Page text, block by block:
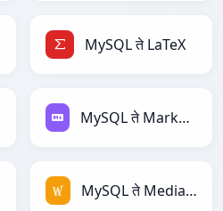
MySQL ते LaTeX
MySQL ते Markdown
MySQL ते MediaWiki